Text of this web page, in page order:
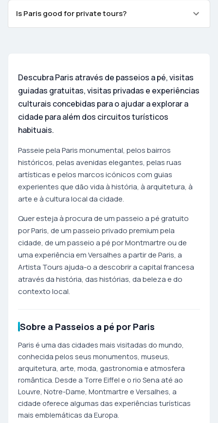
Is Paris good for private tours?
Descubra Paris através de passeios a pé, visitas
guiadas gratuitas, visitas privadas e experiências
culturais concebidas para o ajudar a explorar a
cidade para além dos circuitos turísticos
habituais.
Passeie pela Paris monumental, pelos bairros
históricos, pelas avenidas elegantes, pelas ruas
artísticas e pelos marcos icónicos com guias
experientes que dão vida à história, à arquitetura, à
arte e à cultura local da cidade.
Quer esteja à procura de um passeio a pé gratuito
por Paris, de um passeio privado premium pela
cidade, de um passeio a pé por Montmartre ou de
uma experiência em Versalhes a partir de Paris, a
Artista Tours ajuda-o a descobrir a capital francesa
através da história, das histórias, da beleza e do
contexto local.
Sobre a Passeios a pé por Paris
Paris é uma das cidades mais visitadas do mundo,
conhecida pelos seus monumentos, museus,
arquitetura, arte, moda, gastronomia e atmosfera
romântica. Desde a Torre Eiffel e o rio Sena até ao
Louvre, Notre-Dame, Montmartre e Versalhes, a
cidade oferece algumas das experiências turísticas
mais emblemáticas da Europa.